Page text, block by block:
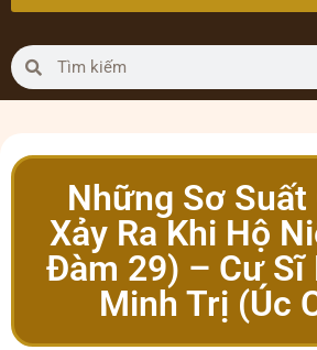
Những Sơ Suất
Xảy Ra Khi Hộ
Đàm 29) – Cư Sĩ
Minh Trị (Úc